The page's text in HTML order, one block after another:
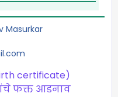
Masurkar
certificate)
फक्त आडनाव